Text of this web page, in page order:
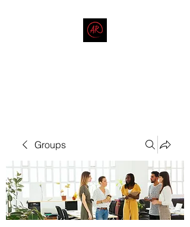
Groups